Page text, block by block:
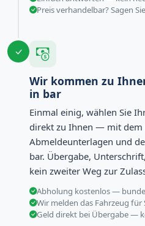
Preis verhandelbar? Sagen
Wir kommen zu
in bar
Einmal einig, wählen Sie
direkt zu Ihnen — mit dem
Abmeldeunterlagen und
bar. Übergabe,
kein zweiter Weg zur
Abholung kostenlos —
Wir melden das Fahrzeug für
Geld direkt bei Übergabe —